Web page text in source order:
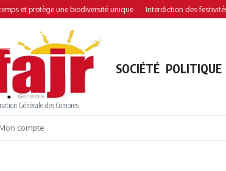
une biodiversité unique Interdiction des festivités de
Générale des Comores
SOCIÉTÉ POLITIQUE
Mon compte